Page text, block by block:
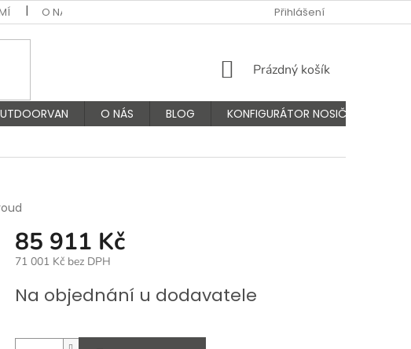
O NÁS VÝMĚNA A VRÁCENÍ ZBOŽÍ
Přihlášení
NÁKUPNÍ
Prázdný košík
O NÁS BLOG
KONFIGURÁTOR NOSIČŮ
85 911 Kč
71 001 Kč bez DPH
cena:
Na objednání u dodavatele